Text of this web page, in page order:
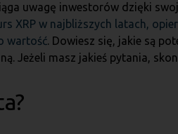
uwagę inwestorów dzięki
XRP w najbliższych latach,
wartość. Dowiesz się, jakie są
Jeżeli masz jakieś pytania,